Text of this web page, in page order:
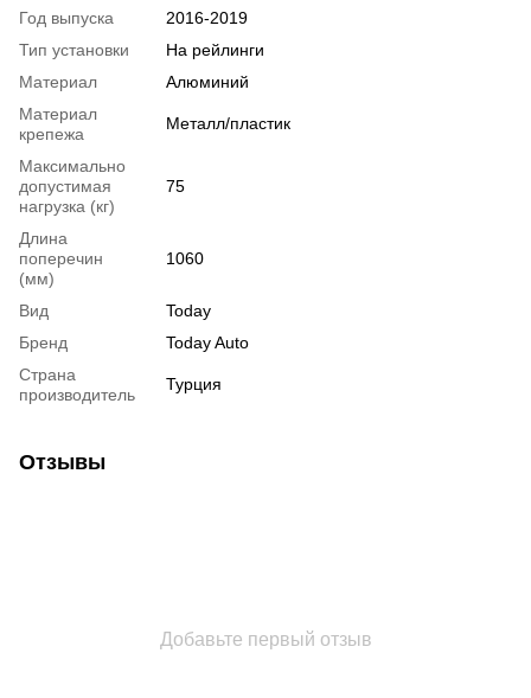
Год выпуска
2016-2019
Тип установки
На рейлинги
Материал
Алюминий
Материал
крепежа
Металл/пластик
Максимально
допустимая
нагрузка (кг)
75
Длина
поперечин
(мм)
1060
Вид
Today
Бренд
Today Auto
Страна
производитель
Турция
Отзывы
Добавьте первый отзыв